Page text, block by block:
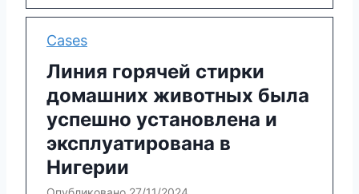
Cases
Линия горячей стирки
домашних животных была
успешно установлена ​​и
эксплуатирована в
Нигерии